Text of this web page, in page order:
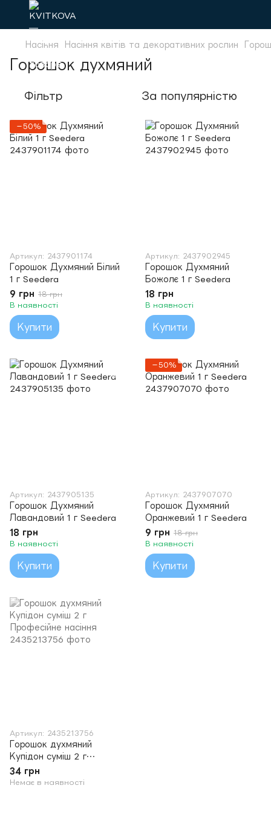
Насіння Насіння квітів та декоративних рослин
Горошок духмяний
Фільтр За популярністю
−50%
Артикул: 2437901174
Горошок Духмяний Білий
1 г Seedera
9 грн 18 грн
В наявності
Купити
Артикул: 2437902945
Горошок Духмяний
Божолє 1 г Seedera
18 грн
В наявності
Купити
Артикул: 2437905135
Горошок Духмяний
Лавандовий 1 г Seedera
18 грн
В наявності
Купити
−50%
Артикул: 2437907070
Горошок Духмяний
Оранжевий 1 г Seedera
9 грн 18 грн
В наявності
Купити
Артикул: 2435213756
Горошок духмяний
Купідон суміш 2 г
Професійне насіння
34 грн
Немає в наявності